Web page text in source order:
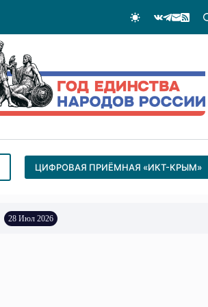
ЦИФРОВАЯ ПРИЁМНАЯ «ИКТ-КРЫМ»
28 Июл 2026